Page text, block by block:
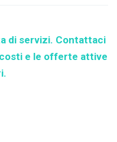
di servizi. Contattaci
e le offerte attive